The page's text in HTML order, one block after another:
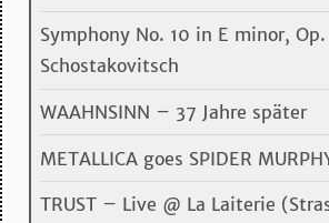
Symphony No. 10 in E minor,
Schostakovitsch
WAAHNSINN – 37 Jahre später
METALLICA goes SPIDER
TRUST – Live @ La Laiterie